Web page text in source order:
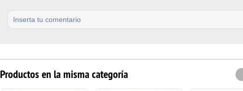
Inserta tu comentario
Productos en la misma categoría